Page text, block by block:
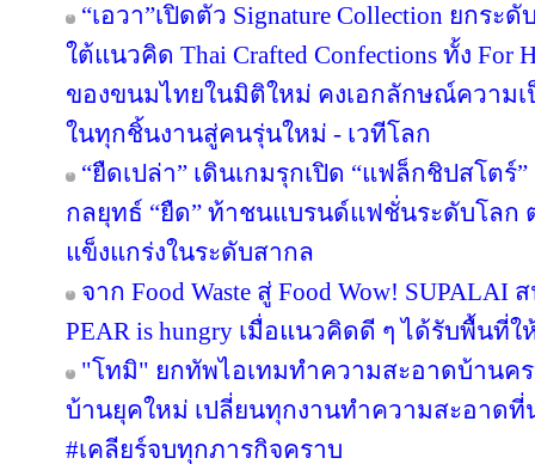
“เอวา”เปิดตัว Signature Collection ยกร
ใต้แนวคิด Thai Crafted Confections ทั้ง For
ของขนมไทยในมิติใหม่ คงเอกลักษณ์ความ
ในทุกชิ้นงานสู่คนรุ่นใหม่ - เวทีโลก
“ยืดเปล่า” เดินเกมรุกเปิด “แฟล็กชิปสโต
กลยุทธ์ “ยืด” ท้าชนแบรนด์แฟชั่นระดับโลก
แข็งแกร่งในระดับสากล
จาก Food Waste สู่ Food Wow! SUPALAI
PEAR is hungry เมื่อแนวคิดดี ๆ ได้รับพื้นที่ใ
"โทมิ" ยกทัพไอเทมทำความสะอาดบ้านค
บ้านยุคใหม่ เปลี่ยนทุกงานทำความสะอาดที่
#เคลียร์จบทุกภารกิจคราบ